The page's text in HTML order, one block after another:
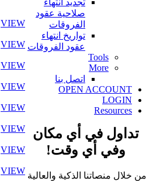
VIEW
VIEW
VIEW
VIEW
VIEW
VIEW
VIEW
VIEW
تجديد انتهاء
صلاحية عقود
الفروقات
تواريخ انتهاء
عقود الفروقات
Tools
More
اتصل بنا
OPEN ACCOUNT
LOGIN
Resources
تداول في أي مكان
وفي أي وقت!
من خلال منصاتنا الذكية والعالية